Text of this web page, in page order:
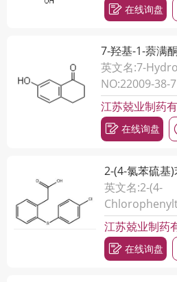
在线询盘
7-羟基-1-萘满
英文名:7-
NO:22009-38-7
江苏兢业制药
在线询盘
2-(4-氯苯硫基
英文名:2-(4-
CAS
江苏兢业制药
在线询盘